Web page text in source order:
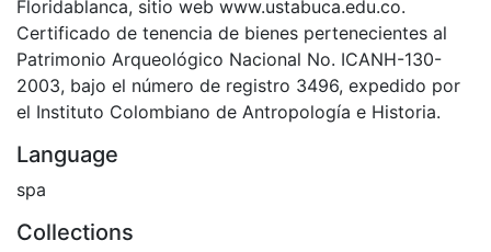
Floridablanca, sitio web www.ustabuca.edu.co.
Certificado de tenencia de bienes pertenecientes al
Patrimonio Arqueológico Nacional No. ICANH-130-
2003, bajo el número de registro 3496, expedido por
el Instituto Colombiano de Antropología e Historia.
Language
spa
Collections